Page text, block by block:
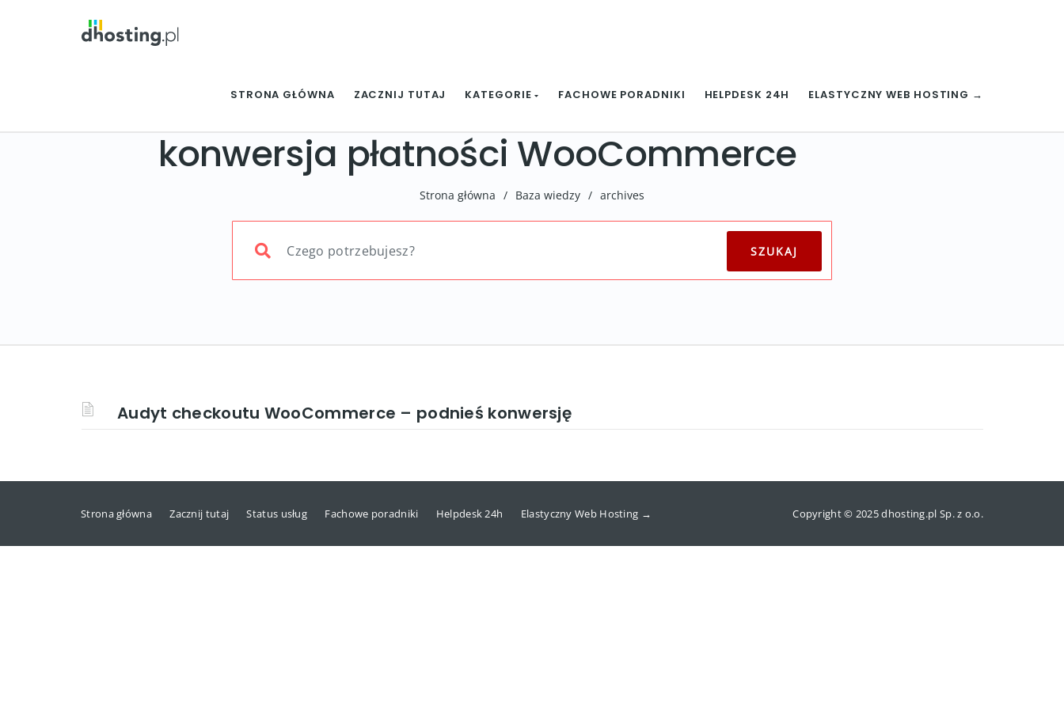
STRONA GŁÓWNA ZACZNIJ TUTAJ KATEGORIE FACHOWE PORADNIKI HELPDESK 24H ELASTYCZNY WEB HOSTING →
konwersja płatności WooCommerce
Strona główna / Baza wiedzy / archives
Audyt checkoutu WooCommerce – podnieś konwersję
Strona główna Zacznij tutaj Status usług Fachowe poradniki Helpdesk 24h Elastyczny Web Hosting → Copyright © 2025 dhosting.pl Sp. z o.o.